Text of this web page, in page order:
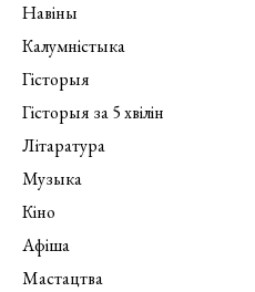
Навіны
Калумністыка
Гісторыя
Гісторыя за 5 хвілін
Літаратура
Музыка
Кіно
Афіша
Мастацтва